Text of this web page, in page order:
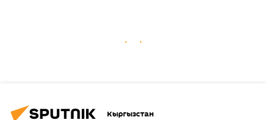
Кыргызстан